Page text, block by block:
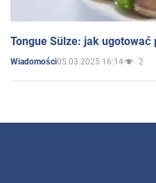
Tongue Sülze: jak
Wiadomości05.03.2025 16:14 2